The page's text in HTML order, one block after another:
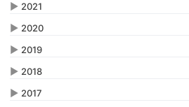
▶ 2021
▶ 2020
▶ 2019
▶ 2018
▶ 2017